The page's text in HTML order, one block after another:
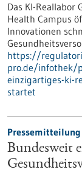
Das KI-Reallabor
Health Campus
Innovationen
https://
pro.de/infothek/
einzigartiges-ki-
startet
Pressemitteilung
Bundesweit